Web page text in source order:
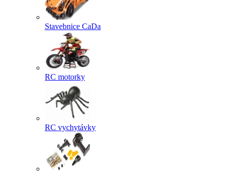
Stavebnice CaDa
RC motorky
RC vychytávky